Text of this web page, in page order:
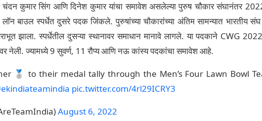
चंदन कुमार सिंग आणि दिनेश कुमार यांचा समावेश असलेल्या पुरुष चौकार संघानंतर
बाउल स्पर्धेत दुसरे पदक जिंकले. पुरुषांच्या चौकारांच्या अंतिम सामन्यात भारतीय संघ
झाला. स्पर्धेतील दुसऱ्या स्थानावर समाधान मानावे लागले. या पदकाने CWG
नेली. ज्यामध्ये 9 सुवर्ण, 11 रौप्य आणि नऊ कांस्य पदकांचा समावेश आहे.
🥈 to their medal tally through the Men’s Four Lawn Bowl
pic.twitter.com/4rl29ICRY3
August 6, 2022